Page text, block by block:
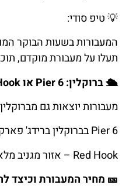
💡טיפסודי:
המעבורות בשעות הבוקר
תעלו על מעבורת מוקדם,
🛳️ברוקלין: Pier 6 או Red Hook
מעבורות יוצאות גם
Pier 6 בברוקלין ברידג' פארק (Brooklyn Bridge Park).
Red Hook – אזור מגניב מלא בבתי קפה וחנויות קטנות.
🎫 מחירהמעבורתוכיצד